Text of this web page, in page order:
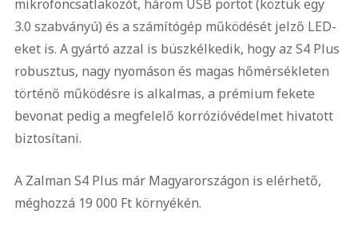
mikrofoncsatlakozót, három USB portot (köztük egy
3.0 szabványú) és a számítógép működését jelző LED-
eket is. A gyártó azzal is büszkélkedik, hogy az S4 Plus
robusztus, nagy nyomáson és magas hőmérsékleten
történő működésre is alkalmas, a prémium fekete
bevonat pedig a megfelelő korrózióvédelmet hivatott
biztosítani.
A Zalman S4 Plus már Magyarországon is elérhető,
méghozzá 19 000 Ft környékén.